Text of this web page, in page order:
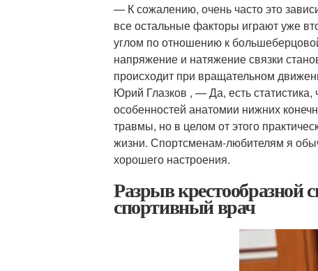
— К сожалению, очень часто это
все остальные факторы играют уже
углом по отношению к
напряжение и натяжение связки
происходит при вращательном
Юрий Глазков , — Да, есть
особенностей анатомии нижних
травмы, но в целом от этого
жизни. Спортсменам-любителям я
хорошего настроения.
Разрыв крестообразной
спортивный врач